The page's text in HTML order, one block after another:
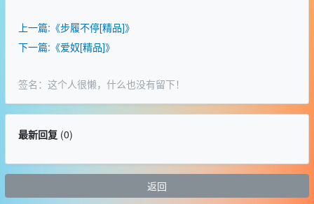
上一篇:《步履不停[精品]》
下一篇:《爱奴[精品]》
签名：这个人很懒，什么也没有留下！
最新回复(0)
返回